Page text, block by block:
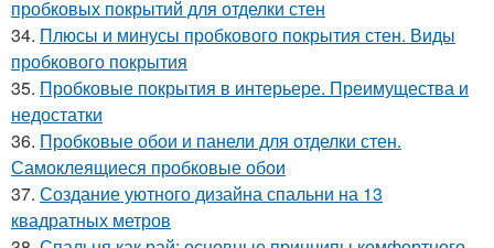
пробковых покрытий для отделки стен
34. Плюсы и минусы пробкового покрытия стен. Виды
пробкового покрытия
35. Пробковые покрытия в интерьере. Преимущества и
недостатки
36. Пробковые обои и панели для отделки стен.
Самоклеящиеся пробковые обои
37. Создание уютного дизайна спальни на 13
квадратных метров